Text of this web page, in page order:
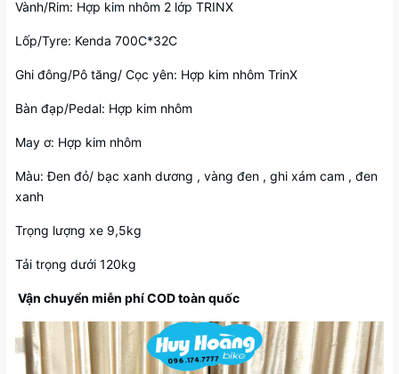
Vành/Rim: Hợp kim nhôm 2 lớp TRINX
Lốp/Tyre: Kenda 700C*32C
Ghi đông/Pô tăng/ Cọc yên: Hợp kim nhôm TrinX
Bàn đạp/Pedal: Hợp kim nhôm
May ơ: Hợp kim nhôm
Màu: Đen đỏ/ bạc xanh dương , vàng đen , ghi xám cam , đen
xanh
Trọng lượng xe 9,5kg
Tải trọng dưới 120kg
Vận chuyển miễn phí COD toàn quốc